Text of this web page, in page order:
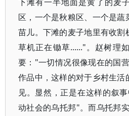
区，一个是秋粮区、一个是蔬
苗儿。下滩的麦子地里有收割
草机正在锄草......"。赵树理
要："一切情况很像现在的国
作品中，这样的对于乡村生活
见。显然，正是在这样的叙
动社会的乌托邦"。而乌托邦